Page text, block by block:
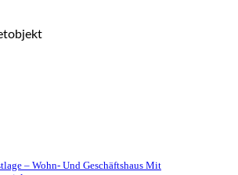
– Wohn- Und Geschäftshaus Mit